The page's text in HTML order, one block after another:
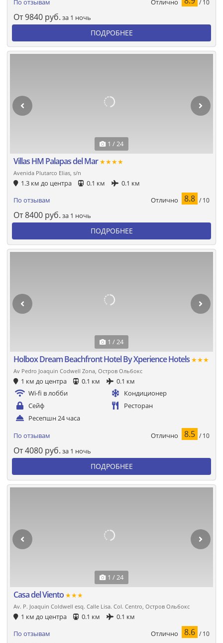
По отзывам / 10
От9840 руб. за 1 ночь
ПОДРОБНЕЕ
1 / 24
Villas HM Palapas del Mar★★★★
Avenida Plutarco Elias, s/n
1.3 км до центра 0.1 км
0.1 км
По отзывам
Отлично 8.8 / 10
От8400 руб. за 1 ночь
ПОДРОБНЕЕ
1 / 24
Holbox Dream Beachfront Hotel By Xperience Hotels ★★★
Av Pedro Joaquin Codwell Zona, Остров Ольбокс
1 км до центра 0.1 км
0.1 км
Wi-fi в лобби
Кондиционер
Сейф
Ресторан
Ресепшн 24 часа
По отзывам Отлично 8.5 / 10
От4080 руб. за 1 ночь
ПОДРОБНЕЕ
1 / 24
Casa del Viento ★★★
Av. P. Joaquin Coldwell esq. Calle Lisa. Col. Centro, Остров Ольбокс
1 км до центра 0.1 км
0.1 км
По отзывам
Отлично 8.6 / 10